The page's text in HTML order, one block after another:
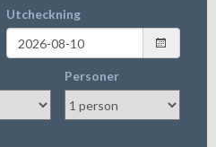
Utcheckning
Personer